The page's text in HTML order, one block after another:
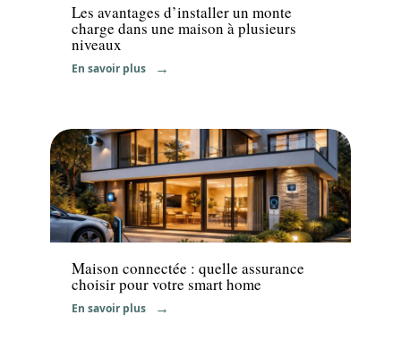
Les avantages d’installer un monte
charge dans une maison à plusieurs
niveaux
En savoir plus
Immo
Maison connectée : quelle assurance
choisir pour votre smart home
En savoir plus